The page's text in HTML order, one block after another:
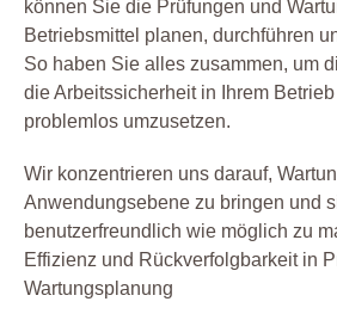
können Sie die Prüfungen und
Betriebsmittel planen, durchführen
So haben Sie alles zusammen, um
die Arbeitssicherheit in Ihrem
problemlos umzusetzen.
Wir konzentrieren uns darauf,
Anwendungsebene zu bringen und
benutzerfreundlich wie möglich zu
Effizienz und Rückverfolgbarkeit in
Wartungsplanung